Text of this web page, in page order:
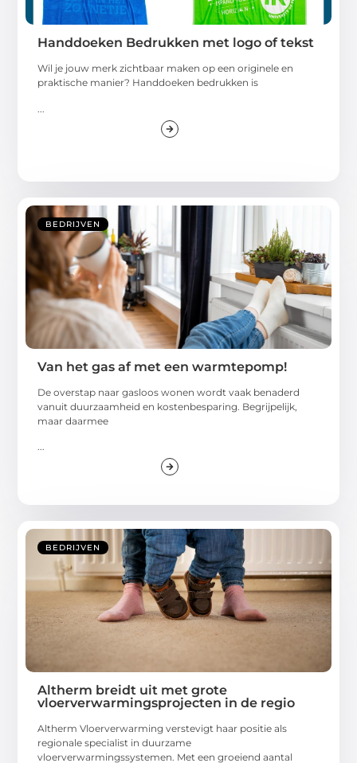
Handdoeken Bedrukken met logo of tekst
Wil je jouw merk zichtbaar maken op een originele en
praktische manier? Handdoeken bedrukken is
BEDRIJVEN
Van het gas af met een warmtepomp!
De overstap naar gasloos wonen wordt vaak benaderd
vanuit duurzaamheid en kostenbesparing. Begrijpelijk,
maar daarmee
...
BEDRIJVEN
Altherm breidt uit met grote
vloerverwarmingsprojecten in de regio
Altherm Vloerverwarming verstevigt haar positie als
regionale specialist in duurzame
vloerverwarmingssystemen. Met een groeiend aantal